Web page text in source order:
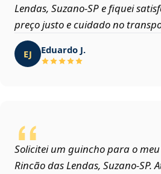
Lendas, Suzano‑SP e fiquei
preço justo e cuidado no
EJ Eduardo J.
Solicitei um guincho para o
Rincão das Lendas, Suzano‑SP.